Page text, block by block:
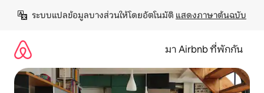
เนื้อหา
ระบบแปลข้อมูลบางส่วนให้โดยอัตโนมัติ แสดงภาษาต้นฉบับ
มา Airbnb ที่พักกัน